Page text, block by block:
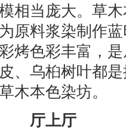
相当庞大。草
为原料浆染制作
烤色彩丰富，
皮、乌桕树叶都
木本色染坊。
厅上厅